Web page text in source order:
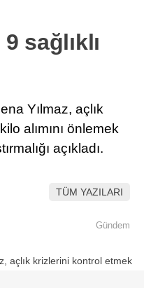
sağlıklı
Yılmaz, açlık
alımını önlemek
açıkladı.
TÜM YAZILARI
Gündem